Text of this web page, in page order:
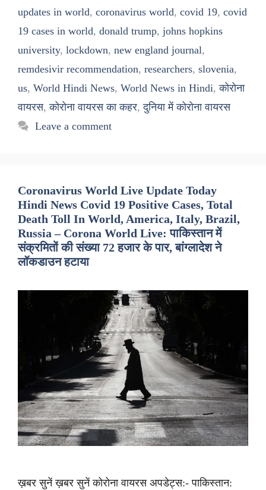
updates in world, coronavirus world, covid 19, covid
19 cases in world, donald trump, johns hopkins
university, lockdown, new england journal,
remdesivir recommendation, researchers, slovenia,
us, World Hindi News, World News in Hindi,कोरोना
वायरस,कोरोना वायरस का कहर,दुनिया में कोरोना वायरस
Leave a comment
Coronavirus World Live Update Today
Hindi News Covid 19 Positive Cases, Total
Death Toll In World, America, Italy, Brazil,
Russia – Corona World Live: पाकिस्तान में
संक्रमितों की संख्या 72 हजार के पार, बांग्लादेश ने
लॉकडाउन हटाया
ख़बर सुनें ख़बर सुनें कोरोना वायरस अपडेट्स:- पाकिस्तान: